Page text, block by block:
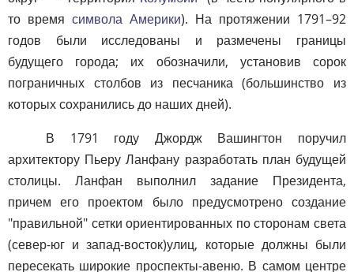
то время символа Америки). На протяжении 1791–92
годов были исследованы и размечены границы
будущего города; их обозначили, установив сорок
пограничных столбов из песчаника (большинство из
которых сохранились до наших дней).
В 1791 году Джордж Вашингтон поручил
архитектору Пьеру Ланфану разработать план будущей
столицы. Ланфан выполнил задание Президента,
причем его проектом было предусмотрено создание
"правильной" сетки ориентированных по сторонам света
(север-юг и запад-восток)улиц, которые должны были
пересекать широкие проспекты-авеню. В самом центре